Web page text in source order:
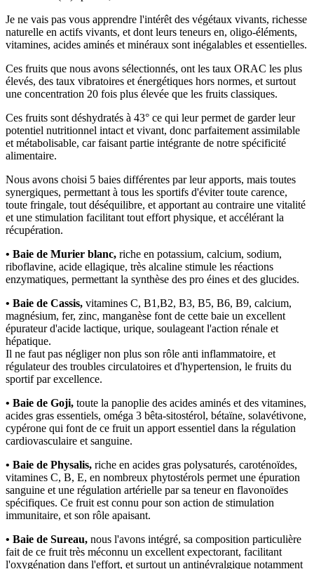
Je ne vais pas vous apprendre l'intérêt des végétaux vivants, richesse
naturelle en actifs vivants, et dont leurs teneurs en, oligo-éléments,
vitamines, acides aminés et minéraux sont inégalables et essentielles.
Ces fruits que nous avons sélectionnés, ont les taux ORAC les plus
élevés, des taux vibratoires et énergétiques hors normes, et surtout
une concentration 20 fois plus élevée que les fruits classiques.
Ces fruits sont déshydratés à 43° ce qui leur permet de garder leur
potentiel nutritionnel intact et vivant, donc parfaitement assimilable
et métabolisable, car faisant partie intégrante de notre spécificité
alimentaire.
Nous avons choisi 5 baies différentes par leur apports, mais toutes
synergiques, permettant à tous les sportifs d'éviter toute carence,
toute fringale, tout déséquilibre, et apportant au contraire une vitalité
et une stimulation facilitant tout effort physique, et accélérant la
récupération.
• Baie de Murier blanc, riche en potassium, calcium, sodium,
riboflavine, acide ellagique, très alcaline stimule les réactions
enzymatiques, permettant la synthèse des pro éines et des glucides.
• Baie de Cassis, vitamines C, B1,B2, B3, B5, B6, B9, calcium,
magnésium, fer, zinc, manganèse font de cette baie un excellent
épurateur d'acide lactique, urique, soulageant l'action rénale et
hépatique.
Il ne faut pas négliger non plus son rôle anti inflammatoire, et
régulateur des troubles circulatoires et d'hypertension, le fruits du
sportif par excellence.
• Baie de Goji, toute la panoplie des acides aminés et des vitamines,
acides gras essentiels, oméga 3 bêta-sitostérol, bétaïne, solavétivone,
cypérone qui font de ce fruit un apport essentiel dans la régulation
cardiovasculaire et sanguine.
• Baie de Physalis, riche en acides gras polysaturés, caroténoïdes,
vitamines C, B, E, en nombreux phytostérols permet une épuration
sanguine et une régulation artérielle par sa teneur en flavonoïdes
spécifiques. Ce fruit est connu pour son action de stimulation
immunitaire, et son rôle apaisant.
• Baie de Sureau, nous l'avons intégré, sa composition particulière
fait de ce fruit très méconnu un excellent expectorant, facilitant
l'oxygénation dans l'effort, et surtout un antinévralgique notamment